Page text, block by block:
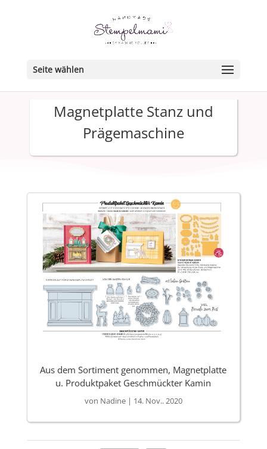
Seite wählen
Magnetplatte Stanz und
Prägemaschine
Aus dem Sortiment genommen, Magnetplatte
u. Produktpaket Geschmückter Kamin
von Nadine| 14. Nov.. 2020